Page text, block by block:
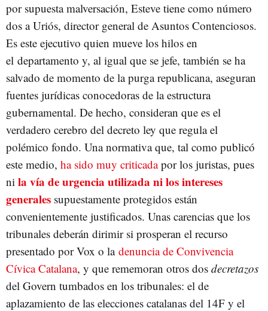
por supuesta malversación, Esteve tiene como número
dos a Uriós, director general de Asuntos Contenciosos.
Es este ejecutivo quien mueve los hilos en
el departamento y, al igual que se jefe, también se ha
salvado de momento de la purga republicana, aseguran
fuentes jurídicas conocedoras de la estructura
gubernamental. De hecho, consideran que es el
verdadero cerebro del decreto ley que regula el
polémico fondo. Una normativa que, tal como publicó
este medio, ha sido muy criticadapor los juristas, pues
ni la vía de urgencia utilizada ni los intereses
generales supuestamente protegidos están
convenientemente justificados. Unas carencias que los
tribunales deberán dirimir si prosperan el recurso
presentado por Vox o la denuncia de Convivencia
Cívica Catalana, y que rememoran otros dos decretazos
del Govern tumbados en los tribunales: el de
aplazamiento de las elecciones catalanas del 14F y el